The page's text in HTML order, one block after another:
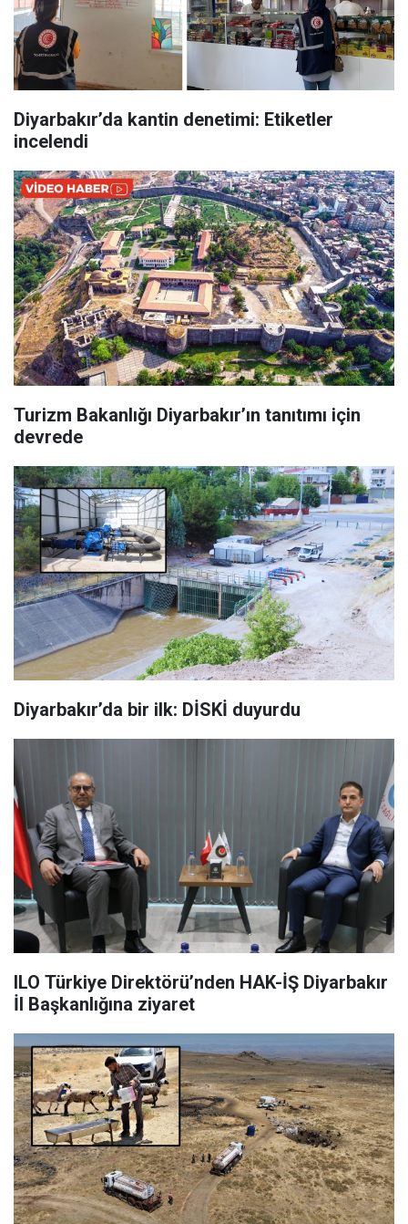
Diyarbakır’da kantin denetimi: Etiketler
incelendi
Turizm Bakanlığı Diyarbakır’ın tanıtımı için
devrede
Diyarbakır’da bir ilk: DİSKİ duyurdu
ILO Türkiye Direktörü’nden HAK-İŞ Diyarbakır
İl Başkanlığına ziyaret